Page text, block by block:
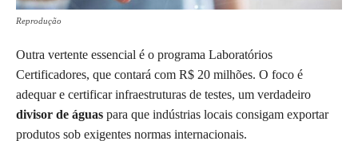
Reprodução
Outra vertente essencial é o programa Laboratórios
Certificadores, que contará com R$ 20 milhões. O foco é
adequar e certificar infraestruturas de testes, um verdadeiro
divisor de águas para que indústrias locais consigam exportar
produtos sob exigentes normas internacionais.